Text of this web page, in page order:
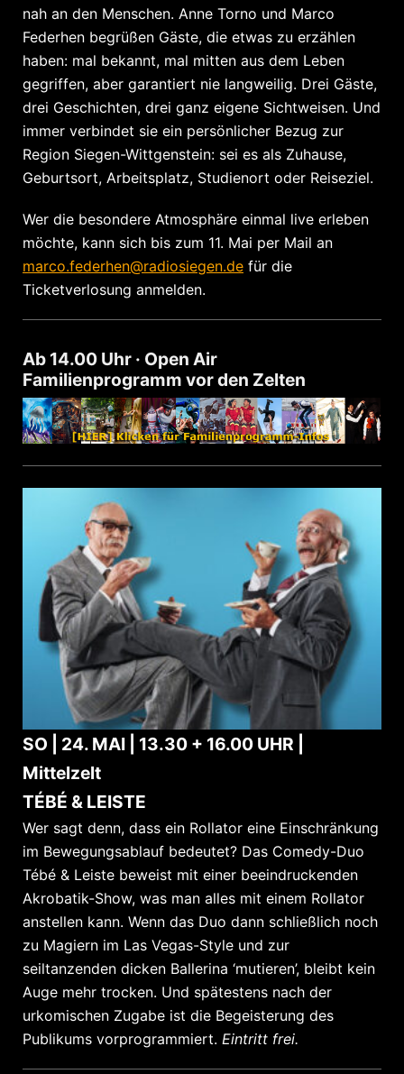
nah an den Menschen. Anne Torno und Marco
Federhen begrüßen Gäste, die etwas zu erzählen
haben: mal bekannt, mal mitten aus dem Leben
gegriffen, aber garantiert nie langweilig. Drei Gäste,
drei Geschichten, drei ganz eigene Sichtweisen. Und
immer verbindet sie ein persönlicher Bezug zur
Region Siegen-Witt­genstein: sei es als Zuhause,
Geburtsort, Arbeitsplatz, Studienort oder Reiseziel.
Wer die besondere Atmosphäre einmal live erleben
möchte, kann sich bis zum 11. Mai per Mail an
marco.federhen@radiosiegen.de für die
Ticketverlosung anmelden.
Ab 14.00 Uhr · Open Air
Familienprogramm vor den Zelten
SO | 24. MAI | 13.30 + 16.00 UHR |
Mittelzelt
TÉBÉ & LEISTE
Wer sagt denn, dass ein Rollator eine Einschränkung
im Bewegungsablauf bedeutet? Das Comedy-Duo
Tébé & Leiste beweist mit einer beeindruckenden
Akrobatik-Show, was man alles mit einem Rollator
anstellen kann. Wenn das Duo dann schließlich noch
zu Magiern im Las Vegas-Style und zur
seiltanzenden dicken Ballerina ‘mutieren’, bleibt kein
Auge mehr trocken. Und spätestens nach der
urkomischen Zugabe ist die Begeisterung des
Publikums vorprogrammiert. Eintritt frei.